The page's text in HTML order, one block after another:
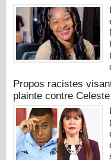
Propos racistes
plainte contre